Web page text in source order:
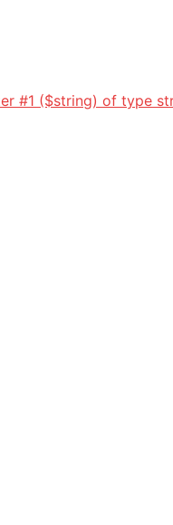
#1 ($string) of type